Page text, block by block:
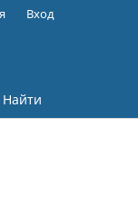
Найти
Вход